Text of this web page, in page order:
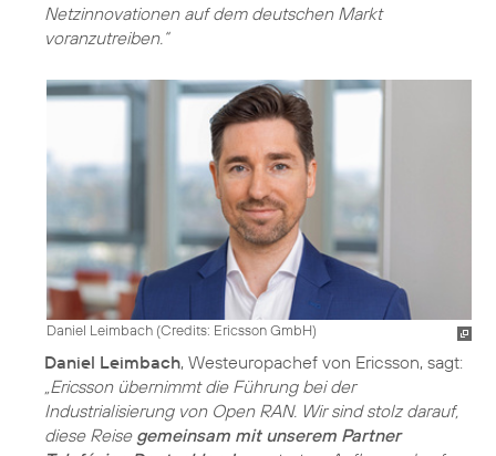
Netzinnovationen auf dem deutschen Markt
voranzutreiben.“
Daniel Leimbach (Credits: Ericsson GmbH)
Daniel Leimbach, Westeuropachef von Ericsson, sagt:
„Ericsson übernimmt die Führung bei der
Industrialisierung von Open RAN. Wir sind stolz darauf,
diese Reise gemeinsam mit unserem Partner